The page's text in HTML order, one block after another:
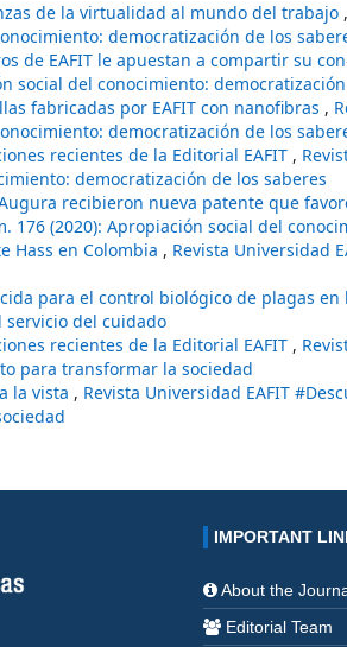
de la virtualidad al mundo del trabajo ,
democratización de los
de EAFIT le apuestan a compartir su
social del conocimiento:
fabricadas por EAFIT con nanofibras ,
democratización de los
recientes de la Editorial EAFIT ,
democratización de los saberes
Augura recibieron nueva patente que
176 (2020): Apropiación social del
Hass en Colombia , Revista Universidad
para el control biológico de plagas en
servicio del cuidado
recientes de la Editorial EAFIT ,
para transformar la sociedad
la vista , Revista Universidad EAFIT
IMPORTANT
About the
Editorial Team